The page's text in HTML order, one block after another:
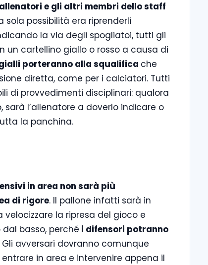
e gli altri membri dello staff
sola possibilità era riprenderli
la via degli spogliatoi, tutti gli
un cartellino giallo o rosso a causa di
porteranno alla squalifica che
diretta, come per i calciatori. Tutti
di provvedimenti disciplinari: qualora
sarà l’allenatore a doverlo indicare o
la panchina.
in area non sarà più
di rigore. Il pallone infatti sarà in
la ripresa del gioco e
basso, perché i difensori potranno
Gli avversari dovranno comunque
in area e intervenire appena il